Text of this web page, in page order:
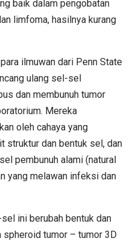
baik dalam pengobatan
limfoma, hasilnya kurang
ilmuwan dari Penn State
ulang sel-sel
dan membunuh tumor
Mereka
oleh cahaya yang
struktur dan bentuk sel, dan
pembunuh alami (natural
yang melawan infeksi dan
ini berubah bentuk dan
tumor – tumor 3D